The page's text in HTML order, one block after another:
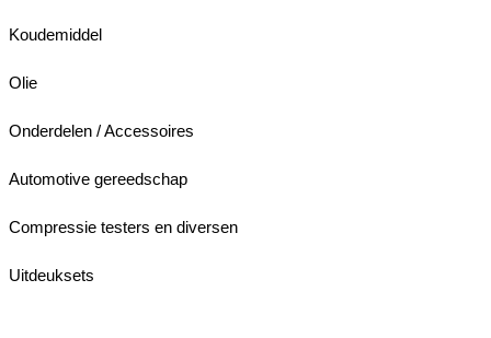
Koudemiddel
Olie
Onderdelen / Accessoires
Automotive gereedschap
Compressie testers en diversen
Uitdeuksets